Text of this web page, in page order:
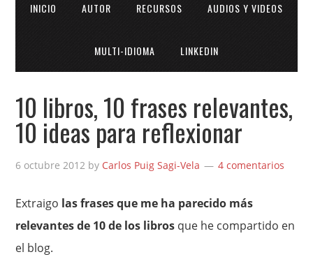
INICIO AUTOR RECURSOS AUDIOS Y VIDEOS
MULTI-IDIOMA LINKEDIN
10 libros, 10 frases relevantes,
10 ideas para reflexionar
6 octubre 2012 by Carlos Puig Sagi-Vela 4 comentarios
Extraigo las frases que me ha parecido más
relevantes de 10 de los libros que he compartido en
el blog.